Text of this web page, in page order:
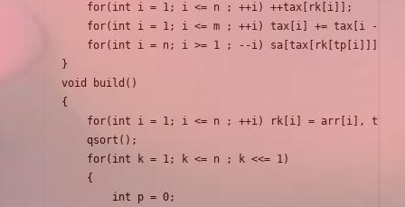
        for(int i = 1; i <= n ; ++i) ++tax[rk[i]];
        for(int i = 1; i <= m ; ++i) tax[i] += tax[i - 1];
for(int i = n; i >= 1 ; --i) sa[tax[rk[tp[i]]]--
    }
    void build()
    {
for(int i = 1; i <= n ; ++i) rk[i] = arr[i],
        qsort();
        for(int k = 1; k <= n ; k <<= 1)
        {
            int p = 0;